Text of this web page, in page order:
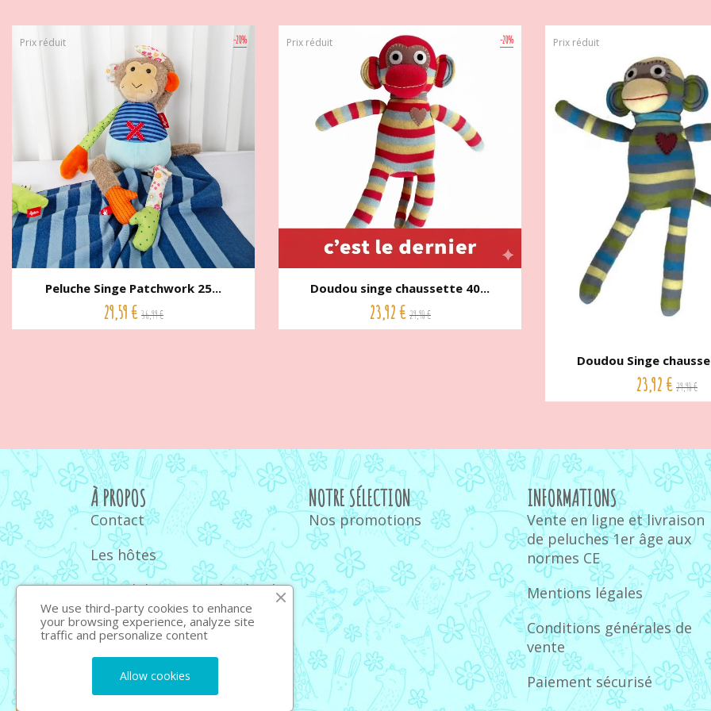
-20%
Prix réduit
Peluche Singe Patchwork 25...
29,59 € 36,99 €
-20%
Prix réduit
Doudou singe chaussette 40...
23,92 € 29,90 €
Prix réduit
Doudou Singe
23,92 € 29,90 €
À PROPOS
Contact
Les hôtes
Quand donner un doudou à
bébé
Quel ours en peluche
choisir : guide et conseils
2026
NOTRE SÉLECTION
Nos promotions
INFORMATIONS
Vente en ligne et livraison
de peluches 1er âge aux
normes CE
Mentions légales
Conditions générales de
vente
Paiement sécurisé
We use third-party cookies to enhance
your browsing experience, analyze site
traffic and personalize content
Allow cookies